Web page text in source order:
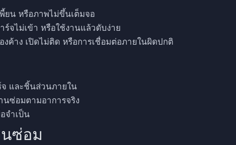
ยน หรือภาพไม่ขึ้นเต็มจอ
จไม่เข้า หรือใช้งานแล้วดับง่าย
งค้าง เปิดไม่ติด หรือการเชื่อมต่อภายในผิดปกติ
จ และชิ้นส่วนภายใน
นซ่อมตามอาการจริง
จำเป็น
ซ่อม